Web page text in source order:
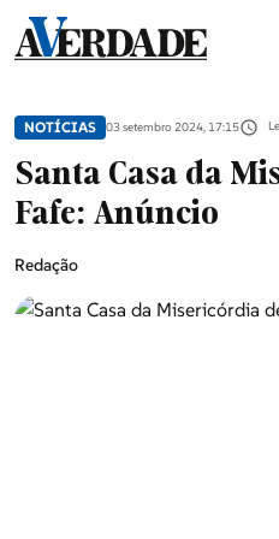
NOTÍCIAS 03 setembro 2024, 17:15
Santa Casa da
Fafe: Anúncio
Redação